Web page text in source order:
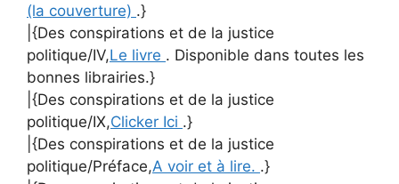
(la couverture) .}
|{Des conspirations et de la justice
politique/IV,Le livre . Disponible dans toutes les
bonnes librairies.}
|{Des conspirations et de la justice
politique/IX,Clicker Ici .}
|{Des conspirations et de la justice
politique/Préface,A voir et à lire. .}